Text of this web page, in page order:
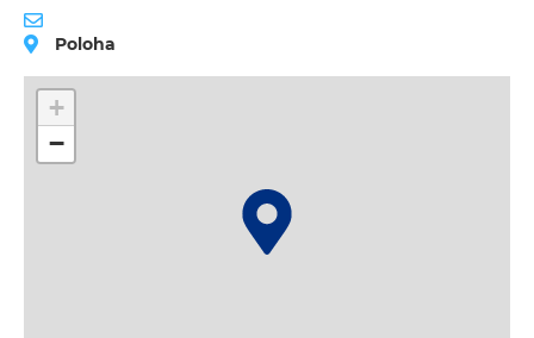
Poloha
+
−